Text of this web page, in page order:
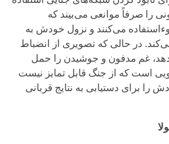
را صرفاً موانعی می‌بیند که
می‌کنند و نزول خودش به
در حالی که تصویری از انضباط
غم مدفون و جوشیدن را حمل
است که از جنگ قابل تمایز نیست
را برای دستیابی به نتایج قربانی